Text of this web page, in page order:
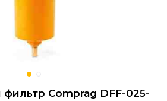
Comprag DFF-025-